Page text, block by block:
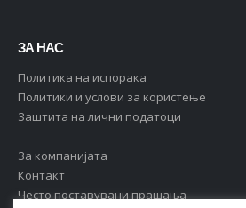
ЗА НАС
Политика на испорака
Политики и услови за користење
Заштита на лични податоци
За компанијата
Контакт
Често поставувани прашања